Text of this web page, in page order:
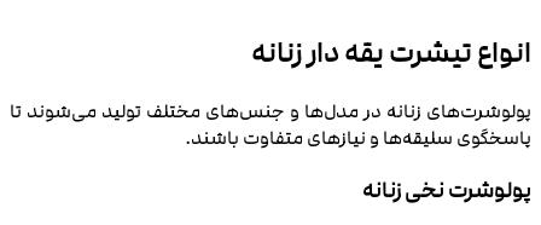
انواع تیشرت یقه دار زنانه
پولوشرت‌های زنانه در مدل‌ها و جنس‌های مختلف تولید می‌شوند تا
پاسخگوی سلیقه‌ها و نیازهای متفاوت باشند.
پولوشرت نخی زنانه